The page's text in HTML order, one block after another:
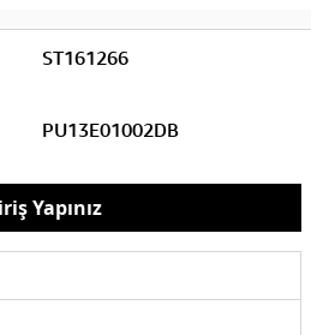
ST161266
PU13E01002DB
Yapınız